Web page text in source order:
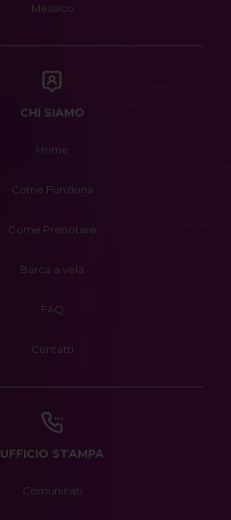
Messico
CHI SIAMO
Home
Come Funziona
Come Prenotare
Barca a vela
FAQ
Contatti
UFFICIO STAMPA
Comunicati